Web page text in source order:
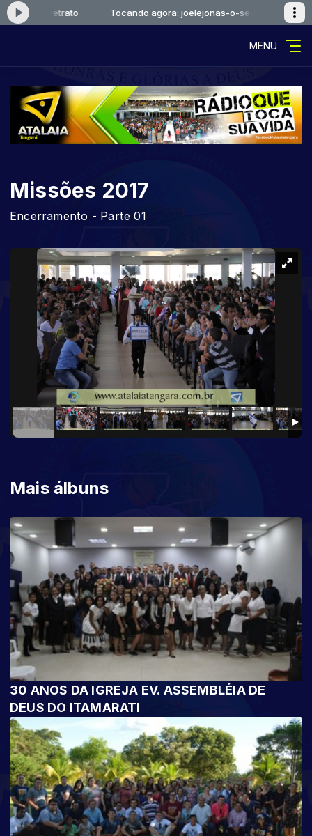
o-seu-retrato Tocando agora: joelejonas-o-seu-retrato
MENU
Missões 2017
Encerramento - Parte 01
Mais álbuns
30 ANOS DA IGREJA EV. ASSEMBLÉIA DE
DEUS DO ITAMARATI